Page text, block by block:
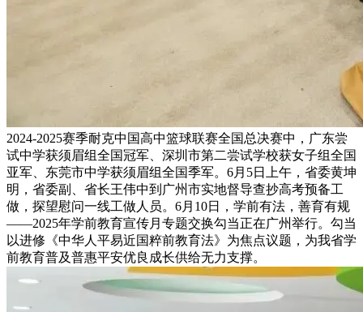
2024-2025赛季耐克中国高中篮球联赛全国总决赛中，广东尝
试中学获须眉组全国冠军、深圳市第二尝试学校获女子组全国
亚军、东莞市中学获须眉组全国季军。6月5日上午，省委黄坤
明，省委副、省长王伟中到广州市实地督导查抄高考预备工
做，探望慰问一线工做人员。6月10日，学前有法，善育有规
——2025年学前教育宣传月专题交换勾当正在广州举行。勾当
以进修《中华人平易近国粹前教育法》为焦点议题，为我省学
前教育普及普惠平安优良成长供给无力支撑。